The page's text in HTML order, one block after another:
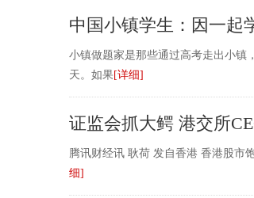
中国小镇学生：因一起
小镇做题家是那些通过高考走出小镇
天。如果 [详细]
证监会抓大鳄 港交所
腾讯财经讯 耿荷 发自香港 香港股市
细]